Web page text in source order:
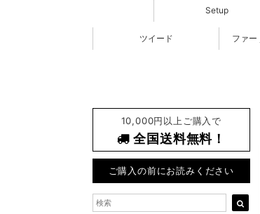
Setup
ツイード ファー
10,000円以上ご購入で
全国送料無料！
ご購入の前にお読みください